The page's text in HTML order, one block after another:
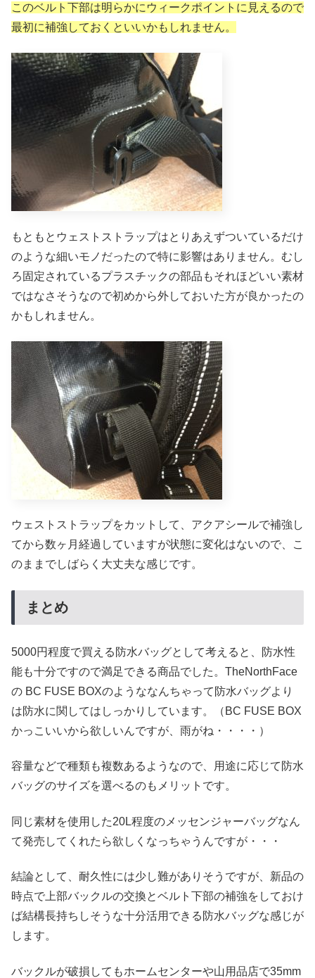
このベルト下部は明らかにウィークポイントに見えるので
最初に補強しておくといいかもしれません。
もともとウェストストラップはとりあえずついているだけ
のような細いモノだったので特に影響はありません。むし
ろ固定されているプラスチックの部品もそれほどいい素材
ではなさそうなので初めから外しておいた方が良かったの
かもしれません。
ウェストストラップをカットして、アクアシールで補強し
てから数ヶ月経過していますが状態に変化はないので、こ
のままでしばらく大丈夫な感じです。
まとめ
5000円程度で買える防水バッグとして考えると、防水性
能も十分ですので満足できる商品でした。TheNorthFace
の BC FUSE BOXのようななんちゃって防水バッグより
は防水に関してはしっかりしています。（BC FUSE BOX
かっこいいから欲しいんですが、雨がね・・・・）
容量などで種類も複数あるようなので、用途に応じて防水
バッグのサイズを選べるのもメリットです。
同じ素材を使用した20L程度のメッセンジャーバッグなん
て発売してくれたら欲しくなっちゃうんですが・・・
結論として、耐久性には少し難がありそうですが、新品の
時点で上部バックルの交換とベルト下部の補強をしておけ
ば結構長持ちしそうな十分活用できる防水バッグな感じが
します。
バックルが破損してもホームセンターや山用品店で35mm